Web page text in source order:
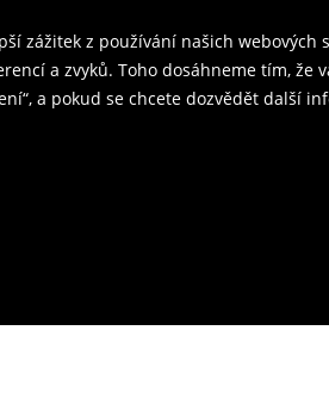
zážitek z používání našich webových
a zvyků. Toho dosáhneme tím, že
a pokud se chcete dozvědět další